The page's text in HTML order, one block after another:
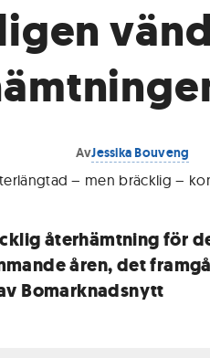
AvJessika Bouveng
– men bräcklig –
återhämtning för
åren, det
Bomarknadsnytt